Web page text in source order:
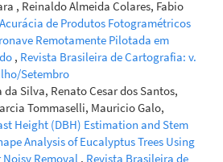
, Reinaldo Almeida Colares, Fabio
Acurácia de Produtos Fotogramétricos
Remotamente Pilotada em
, Revista Brasileira de Cartografia: v.
Setembro
da Silva, Renato Cesar dos Santos,
Tommaselli, Mauricio Galo,
Height (DBH) Estimation and Stem
Analysis of Eucalyptus Trees Using
Noisy Removal , Revista Brasileira de